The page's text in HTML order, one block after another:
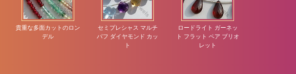
貴重な多面カットのロン
デル
セミプレシャス マルチ
パフ ダイヤモンド カッ
ト
ロードライト ガーネッ
ト フラット ペア ブリオ
レット